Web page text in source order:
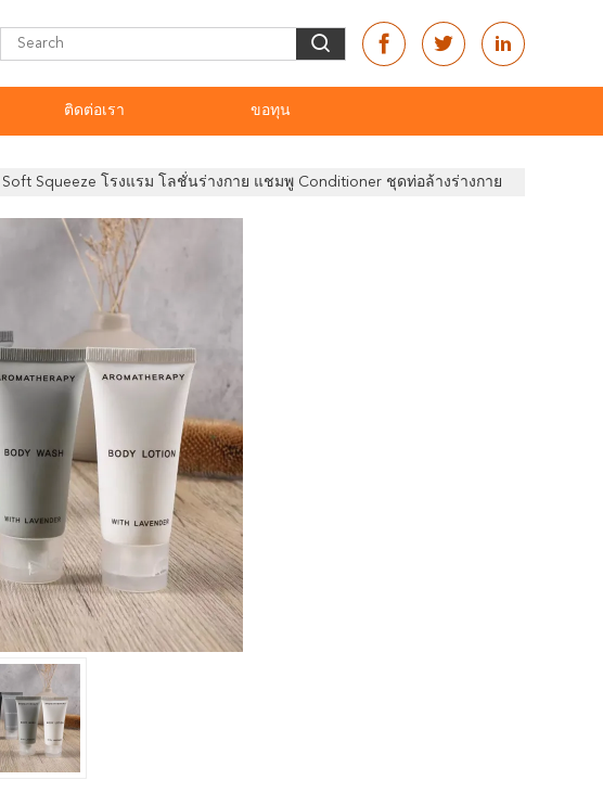
ติดต่อเรา ขอทุน
Soft Squeeze โรงแรม โลชั่นร่างกาย แชมพู Conditioner ชุดท่อล้างร่างกาย